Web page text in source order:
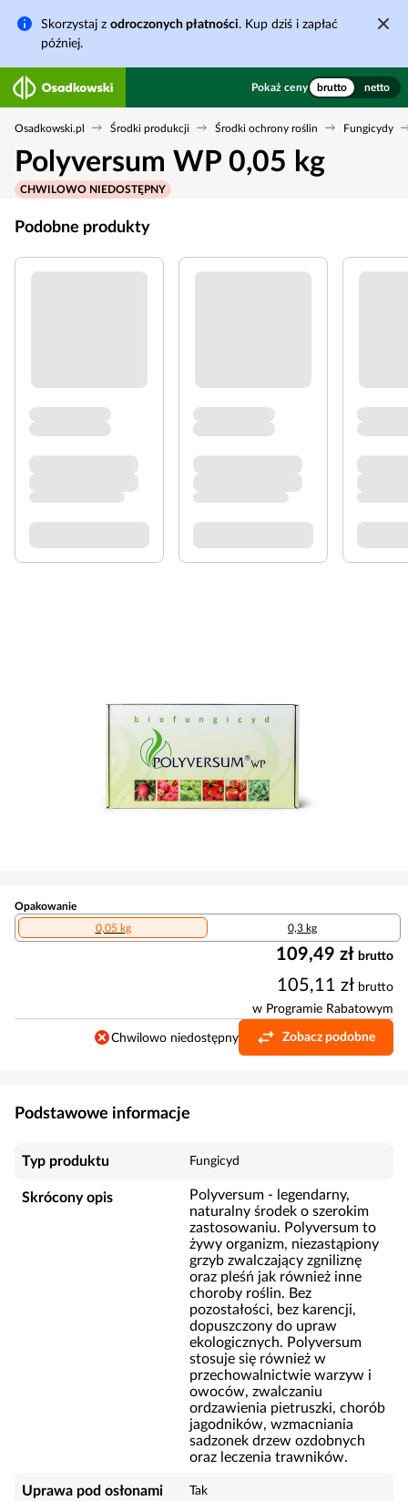
Skorzystaj z odroczonych płatności. Kup dziś i zapłać
później.
Pokaż ceny brutto netto
Osadkowski.pl Środki produkcji Środki ochrony roślin Fungicydy
Polyversum WP 0,05 kg
CHWILOWO NIEDOSTĘPNY
Podobne produkty
Opakowanie
0,05 kg
0,3 kg
109,49 zł brutto
105,11 zł brutto
w Programie Rabatowym
Chwilowo niedostępny Zobacz podobne
Podstawowe informacje
Typ produktu Fungicyd
Skrócony opis
Polyversum - legendarny,
naturalny środek o szerokim
zastosowaniu. Polyversum to
żywy organizm, niezastąpiony
grzyb zwalczający zgniliznę
oraz pleśń jak również inne
choroby roślin. Bez
pozostałości, bez karencji,
dopuszczony do upraw
ekologicznych. Polyversum
stosuje się również w
przechowalnictwie warzyw i
owoców, zwalczaniu
ordzawienia pietruszki, chorób
jagodników, wzmacniania
sadzonek drzew ozdobnych
oraz leczenia trawników.
Uprawa pod osłonami Tak